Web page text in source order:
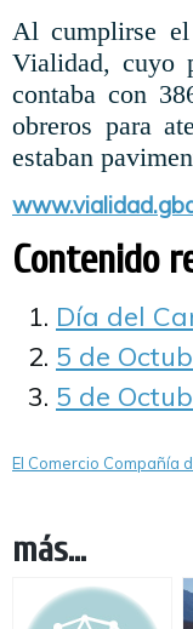
Al cumplirse
Vialidad, cuyo
contaba con
obreros para
estaban
Contenido
Día del
5 de
5 de
El Comercio Compañía
más...